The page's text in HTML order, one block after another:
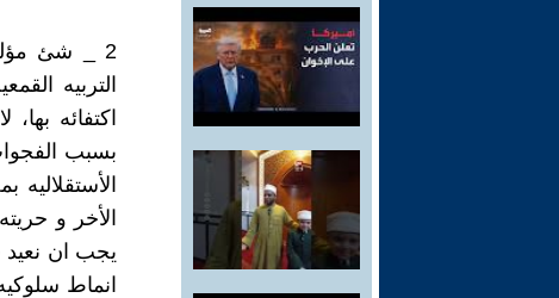
2 _ شئ
التربيه
اكتفائه
بسبب
الأخر و
يجب ان نعيد
انماط